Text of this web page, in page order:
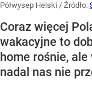
Półwysep Helski / Źródło:
Coraz więcej
wakacyjne to
home rośnie,
nadal nas nie